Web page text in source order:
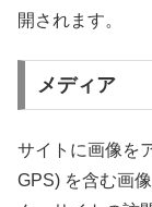
開されます。
メディア
サイトに画像を
GPS) を含む画